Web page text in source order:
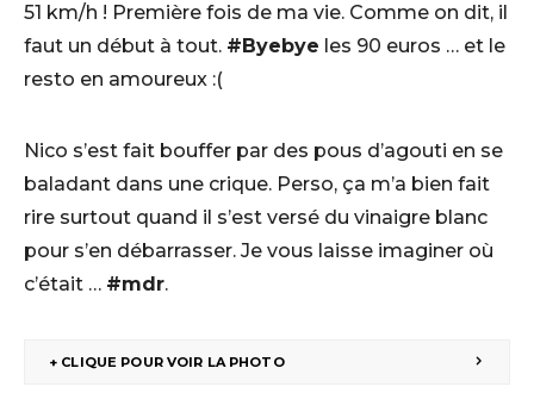
51 km/h ! Première fois de ma vie. Comme on dit, il
faut un début à tout. #Byebye les 90 euros … et le
resto en amoureux :(
Nico s’est fait bouffer par des pous d’agouti en se
baladant dans une crique. Perso, ça m’a bien fait
rire surtout quand il s’est versé du vinaigre blanc
pour s’en débarrasser. Je vous laisse imaginer où
c’était … #mdr.
+ CLIQUE POUR VOIR LA PHOTO